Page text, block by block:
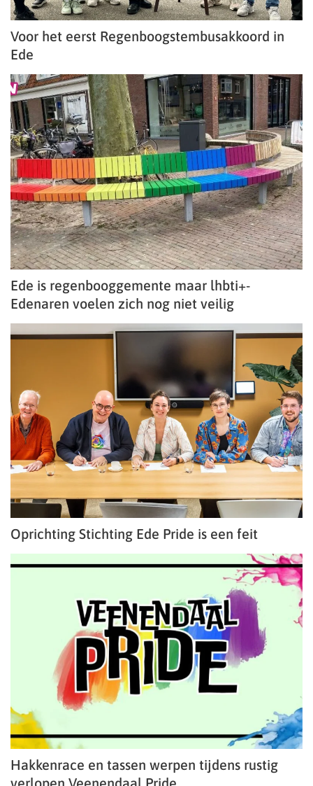
Voor het eerst Regenboogstembusakkoord in
Ede
Ede is regenbooggemente maar lhbti+-
Edenaren voelen zich nog niet veilig
Oprichting Stichting Ede Pride is een feit
Hakkenrace en tassen werpen tijdens rustig